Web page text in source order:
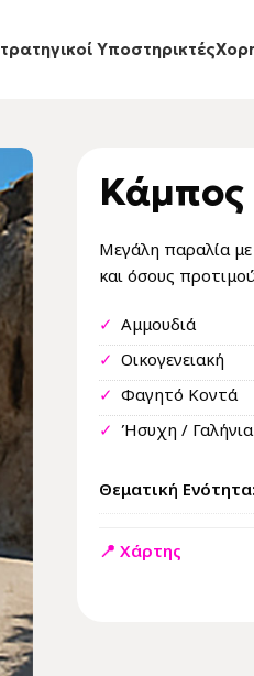
Υποστηρικτές
Κάμπος
Μεγάλη παραλία
και όσους
✓ Αμμουδιά
✓ Οικογενειακή
✓ Φαγητό Κοντά
✓ Ήσυχη / Γαλήνια
Θεματική Ενότητα:
📍 Χάρτης